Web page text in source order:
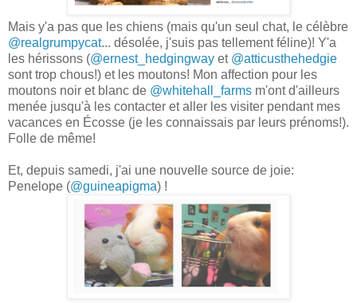
Mais y'a pas que les chiens (mais qu'un seul chat, le célèbre
@realgrumpycat... désolée, j'suis pas tellement féline)! Y'a
les hérissons (@ernest_hedgingway et @atticusthehedgie
sont trop chous!) et les moutons! Mon affection pour les
moutons noir et blanc de @whitehall_farms m'ont d'ailleurs
menée jusqu'à les contacter et aller les visiter pendant mes
vacances en Écosse (je les connaissais par leurs prénoms!).
Folle de même!
Et, depuis samedi, j'ai une nouvelle source de joie:
Penelope (@guineapigma) !